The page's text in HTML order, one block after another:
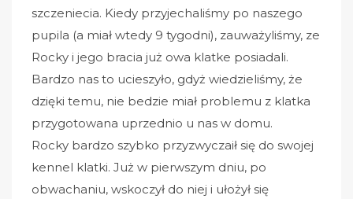
szczeniecia. Kiedy przyjechaliśmy po naszego
pupila (a miał wtedy 9 tygodni), zauważyliśmy, ze
Rocky i jego bracia już owa klatke posiadali.
Bardzo nas to ucieszyło, gdyż wiedzieliśmy, że
dzięki temu, nie bedzie miał problemu z klatka
przygotowana uprzednio u nas w domu.
Rocky bardzo szybko przyzwyczaił się do swojej
kennel klatki. Już w pierwszym dniu, po
obwachaniu, wskoczył do niej i ułożył się